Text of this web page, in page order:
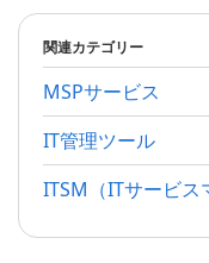
関連カテゴリー
MSPサービス
IT管理ツール
ITSM（ITサービス